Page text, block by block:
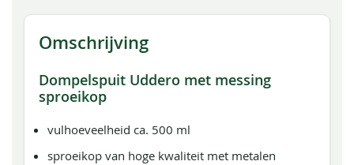
Omschrijving
Dompelspuit Uddero met messing
sproeikop
vulhoeveelheid ca. 500 ml
sproeikop van hoge kwaliteit met metalen